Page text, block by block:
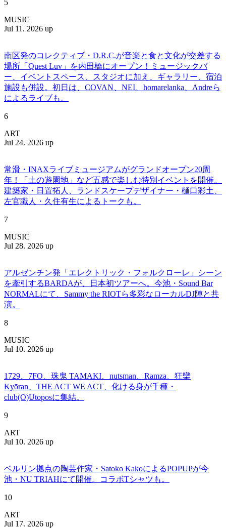
5
MUSIC
Jul 11. 2026 up
南区発のコレクティブ・D.R.C.が⾳楽と⾷と⽂化が交差する
場所「Quest Luv」を内田橋にオープン！ミュージックバ
ー、イベントスペース、スタジオに加え、ギャラリー、宿泊
施設も併設。初日は、COVAN、NEI、homarelanka、Andreら
によるライブも。
6
ART
Jul 24. 2026 up
常滑・INAXライブミュージアムがグランドオープン20周
年！「土の遊園地」など五感で楽しむ特別イベントを開催。
建築家・日置拓人、ランドスケープデザイナー・樋口彩土、
左官職人・久住有生によるトークも。
7
MUSIC
Jul 28. 2026 up
アルゼンチン発「エレクトリック・フォルクローレ」シーン
を牽引するBARDAが、日本初ツアーへ。今池・Sound Bar
NORMALにて、Sammy the RIOTら多彩なローカルDJ陣と共
演。
8
MUSIC
Jul 10. 2026 up
1729、7FO、珠鬼 TAMAKI、nutsman、Ramza、狂欒
Kyōran、THE ACT WE ACT、化ける身が千種・
club(O)Utoposに集結。
9
ART
Jul 10. 2026 up
ベルリン拠点の陶芸作家・Satoko KakoによるPOPUPが今
池・NU TRIAHにて開催。コラボTシャツも。
10
ART
Jul 17. 2026 up